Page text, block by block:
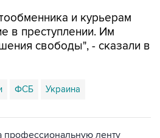
свободы", - сказали в
главных новостей сайта